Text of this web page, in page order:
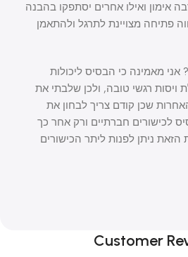
אימון ואילו אחרים יסתפקו בהבנה
פתיחה מצויינת לתרגל ולהתאמן
אני מאמינה כי הבסיס ליכולות
ויסות רגשי טובה, ולכן שלבתי את
שכן קודם צריך לבחון את
לכישורים חברתיים ורק אחר כך
הזאת ניתן לפנות ליתר הכישורים
Customer